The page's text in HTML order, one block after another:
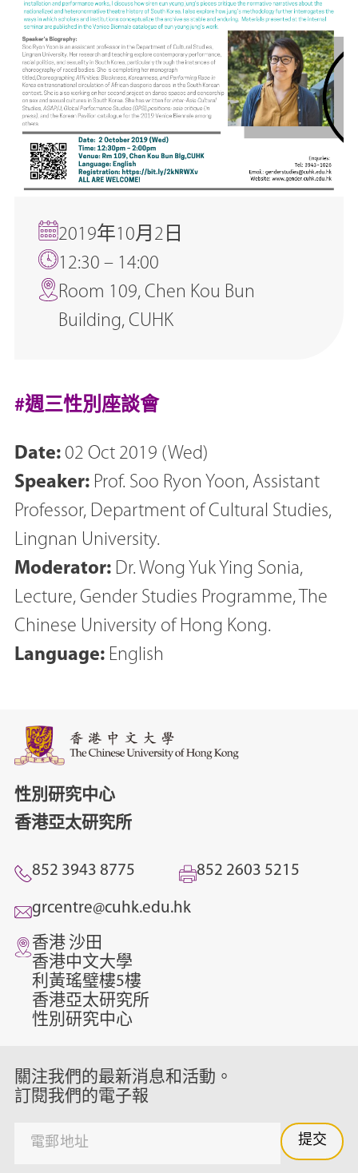
2019年10月2日
12:30 – 14:00
Room 109, Chen Kou Bun
Building, CUHK
#週三性別座談會
Date: 02 Oct 2019 (Wed)
Speaker: Prof. Soo Ryon Yoon, Assistant
Professor, Department of Cultural Studies,
Lingnan University.
Moderator: Dr. Wong Yuk Ying Sonia,
Lecture, Gender Studies Programme, The
Chinese University of Hong Kong.
Language: English
性別研究中心
香港亞太研究所
852 3943 8775 852 2603 5215
grcentre@cuhk.edu.hk
香港 沙田
香港中文大學
利黃瑤璧樓5樓
香港亞太研究所
性別研究中心
關注我們的最新消息和活動。
訂閱我們的電子報